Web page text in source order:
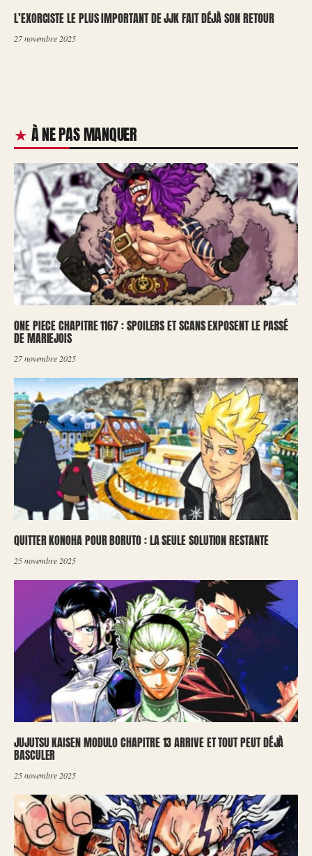
L’EXORCISTE LE PLUS IMPORTANT DE JJK FAIT DÉJÀ SON RETOUR
27 novembre 2025
À NE PAS MANQUER
ONE PIECE CHAPITRE 1167 : SPOILERS ET SCANS EXPOSENT LE PASSÉ
DE MARIEJOIS
27 novembre 2025
QUITTER KONOHA POUR BORUTO : LA SEULE SOLUTION RESTANTE
25 novembre 2025
JUJUTSU KAISEN MODULO CHAPITRE 13 ARRIVE ET TOUT PEUT DÉJÀ
BASCULER
25 novembre 2025